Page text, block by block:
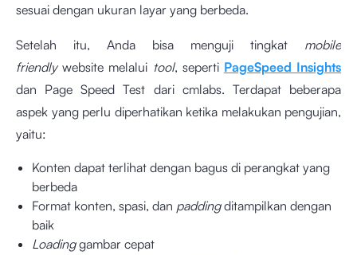
sesuai dengan ukuran layar yang berbeda.
Setelah itu, Anda bisa menguji tingkat mobile
friendlywebsite melalui tool, seperti PageSpeed Insights
dan Page Speed Test dari cmlabs. Terdapat beberapa
aspek yang perlu diperhatikan ketika melakukan pengujian,
yaitu:
Konten dapat terlihat dengan bagus di perangkat yang
berbeda
Format konten, spasi, dan paddingditampilkan dengan
baik
Loadinggambar cepat